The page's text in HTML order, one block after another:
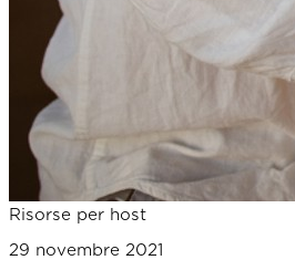
Risorse per host
29 novembre 2021